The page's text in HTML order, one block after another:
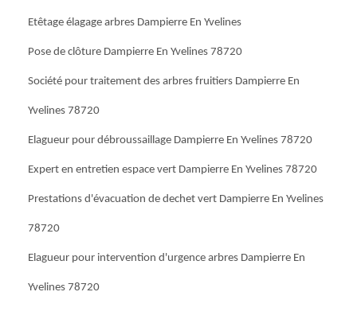
Etêtage élagage arbres Dampierre En Yvelines
Pose de clôture Dampierre En Yvelines 78720
Société pour traitement des arbres fruitiers Dampierre En
Yvelines 78720
Elagueur pour débroussaillage Dampierre En Yvelines 78720
Expert en entretien espace vert Dampierre En Yvelines 78720
Prestations d'évacuation de dechet vert Dampierre En Yvelines
78720
Elagueur pour intervention d'urgence arbres Dampierre En
Yvelines 78720